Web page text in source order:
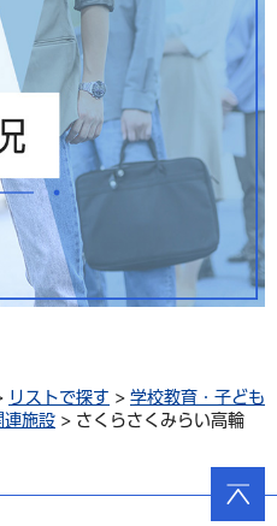
リストで探す > 学校教育・子ども
連施設 > さくらさくみらい高輪
ページ
の先頭